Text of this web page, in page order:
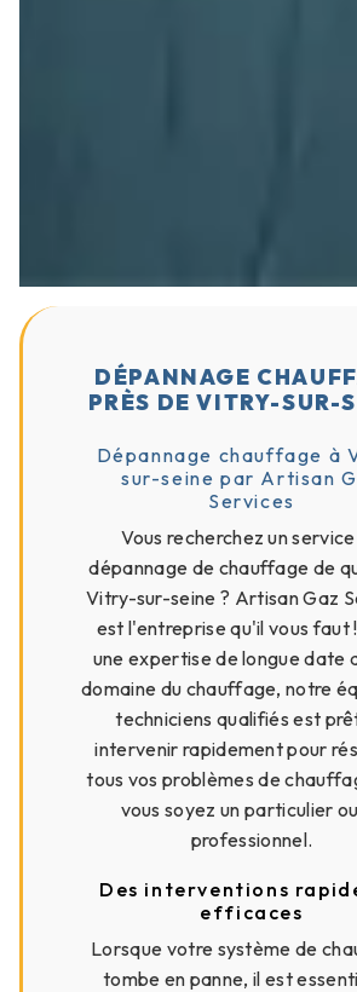
DÉPANNAGE
PRÈS DE VITRY-SUR-
Dépannage chauffage à
sur-seine par Artisan
Services
Vous recherchez un
dépannage de chauffage de
Vitry-sur-seine ? Artisan Gaz
est l'entreprise qu'il vous faut
une expertise de longue date
domaine du chauffage, notre
techniciens qualifiés est
intervenir rapidement pour
tous vos problèmes de
vous soyez un particulier
professionnel.
Des interventions
efficaces
Lorsque votre système de
tombe en panne, il est